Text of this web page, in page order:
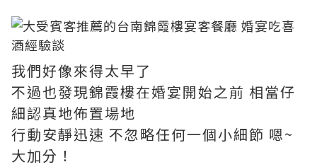
我們好像來得太早了
不過也發現錦霞樓在婚宴開始之前 相當仔
細認真地佈置場地
行動安靜迅速 不忽略任何一個小細節 嗯~
大加分！